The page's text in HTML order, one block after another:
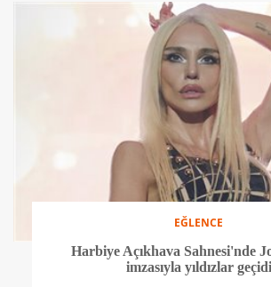
EĞLENCE
Harbiye Açıkhava Sahnesi'nde
imzasıyla yıldızlar geçidi